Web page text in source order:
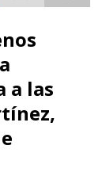
a las